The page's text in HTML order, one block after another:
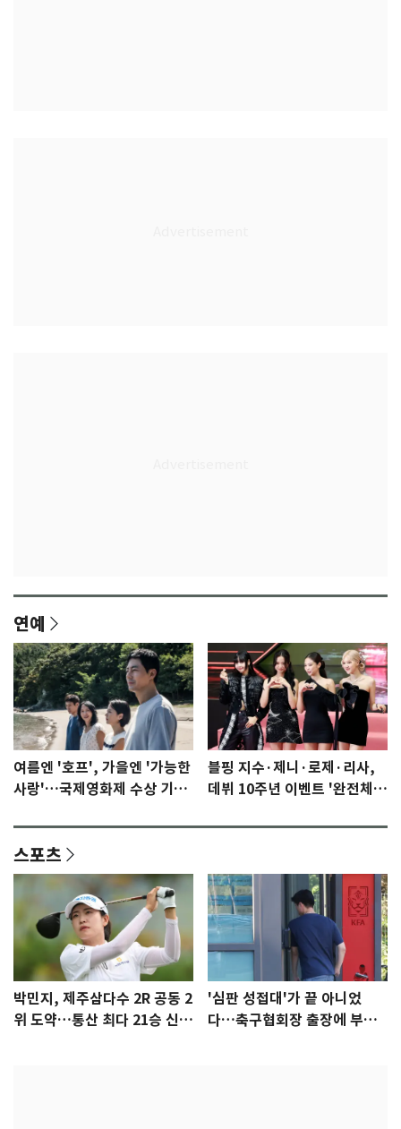
연예
여름엔 '호프', 가을엔 '가능한
사랑'…국제영화제 수상 기대
블핑 지수·제니·로제·리사,
데뷔 10주년 이벤트 '완전체'
스포츠
박민지, 제주삼다수 2R 공동 2
위 도약…통산 최다 21승 신기
'심판 성접대'가 끝 아니었
다…축구협회장 출장에 부인